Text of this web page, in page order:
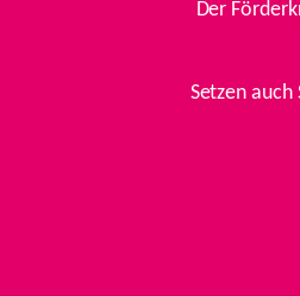
Der
Setzen